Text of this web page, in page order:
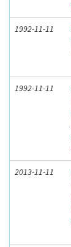
1992-11-11
1992-11-11
2013-11-11